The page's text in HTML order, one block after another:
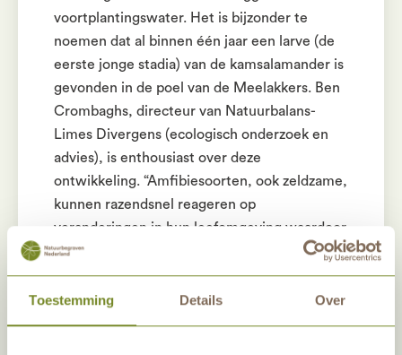
Toestemming Details Over
voortplantingswater. Het is bijzonder te
noemen dat al binnen één jaar een larve (de
eerste jonge stadia) van de kamsalamander is
gevonden in de poel van de Meelakkers. Ben
Crombaghs, directeur van Natuurbalans-
Limes Divergens (ecologisch onderzoek en
advies), is enthousiast over deze
ontwikkeling. “Amfibiesoorten, ook zeldzame,
kunnen razendsnel reageren op
veranderingen in hun leefomgeving waardoor
ook een kleine natuurontwikkeling zoals hier
bij Stichting Nieuwe Natuur al snel tot mooi
succes kan leiden!”.